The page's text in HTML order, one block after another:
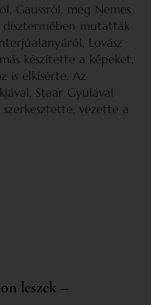
Gaussról, még Nemes
mutatták
Lovász
készítette a képeket,
is elkísérte. Az
Staar Gyulával
vezette a
leszek –